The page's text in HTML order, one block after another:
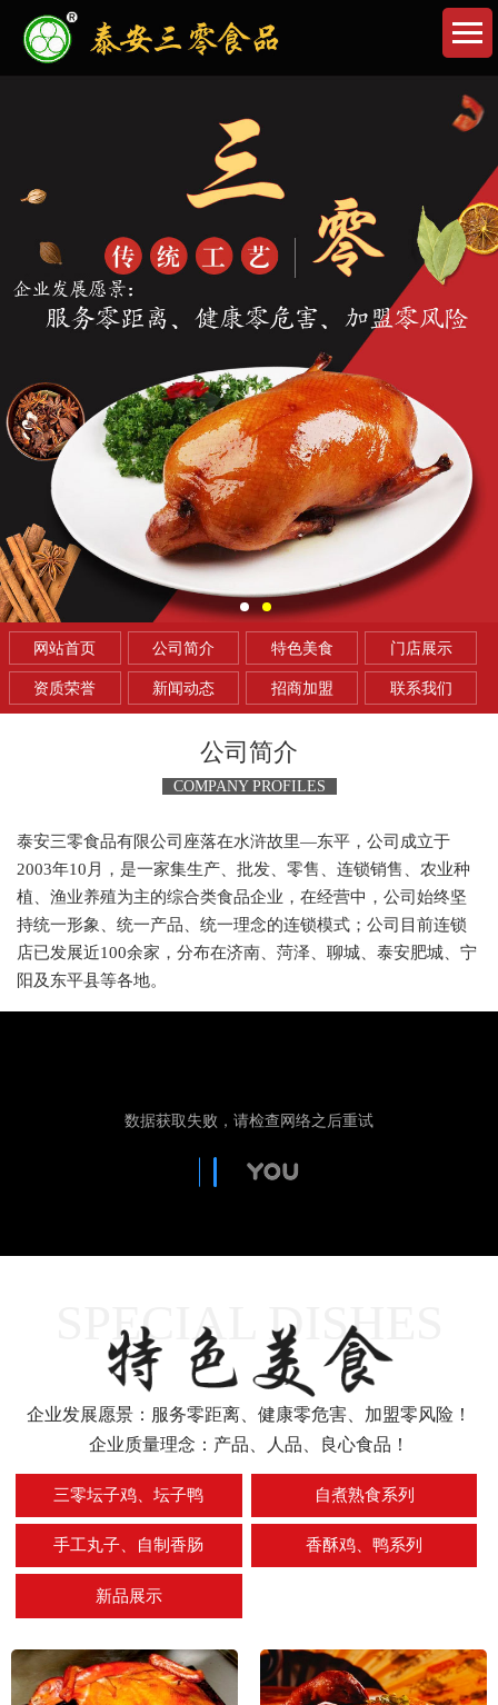
2
网站首页 公司简介 特色美食 门店展示
资质荣誉 新闻动态 招商加盟 联系我们
公司简介
COMPANY PROFILES
泰安三零食品有限公司座落在水浒故里—东平，公司成立于
2003年10月，是一家集生产、批发、零售、连锁销售、农业种
植、渔业养殖为主的综合类食品企业，在经营中，公司始终坚
持统一形象、统一产品、统一理念的连锁模式；公司目前连锁
店已发展近100余家，分布在济南、菏泽、聊城、泰安肥城、宁
阳及东平县等各地。
SPECIAL DISHES
企业发展愿景：服务零距离、健康零危害、加盟零风险！
企业质量理念：产品、人品、良心食品！
三零坛子鸡、坛子鸭 自煮熟食系列
手工丸子、自制香肠 香酥鸡、鸭系列
新品展示